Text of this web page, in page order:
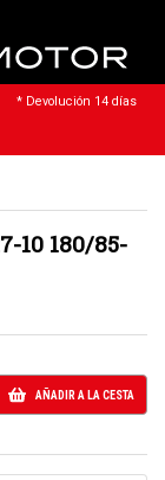
* Devolución 14 días
10 180/85-
AÑADIR A LA CESTA